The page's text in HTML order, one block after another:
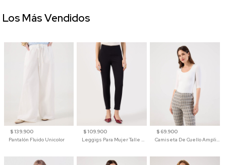
$ 139.900
Pantalón Fluido Unicolor
$ 109.900
Leggigs Para Mujer Talle Alto Liso
$ 69.900
Camiseta De Cuello Amplio Y Manga 3/4 Para Mujer
Los Más Vendidos